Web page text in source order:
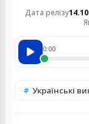
Дата релізу
0:00
Українські